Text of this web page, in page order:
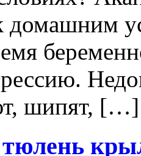
домашним
шипят, […]